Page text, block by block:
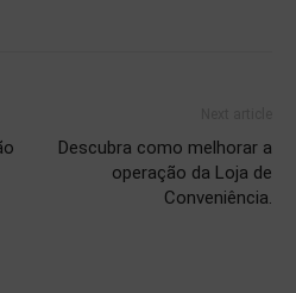
Descubra como melhorar a
operação da Loja de
Conveniência.